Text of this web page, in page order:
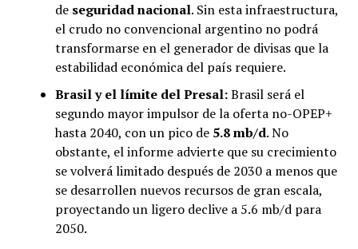
de seguridad nacional. Sin esta infraestructura,
el crudo no convencional argentino no podrá
transformarse en el generador de divisas que la
estabilidad económica del país requiere.
Brasil y el límite del Presal:Brasil será el
segundo mayor impulsor de la oferta no-OPEP+
hasta 2040, con un pico de 5.8 mb/d. No
obstante, el informe advierte que su crecimiento
se volverá limitado después de 2030 a menos que
se desarrollen nuevos recursos de gran escala,
proyectando un ligero declive a 5.6 mb/d para
2050.